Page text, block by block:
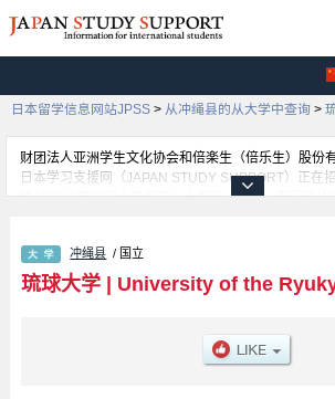
日本留学信息网站JPSS > 从冲绳县的从大学中查询 >
财团法人亚洲学生文化协会和倍楽生（倍乐生）股份
日本学习支援网（JAPAN STUDY SUPPORT）正在
约1300个学校的大学学部、大学院、短大、专门学校
学部、Education 学部、Science 学部、Medicine 学
Agriculture 学部、Global and Regional Studies 学部
招收名额、合格人数等考试信息，以及设施介绍、联
冲绳县 / 国立
琉球大学| University of the